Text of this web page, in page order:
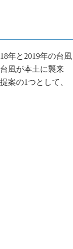
年と2019年の台風
風が本土に襲来
案の1つとして、